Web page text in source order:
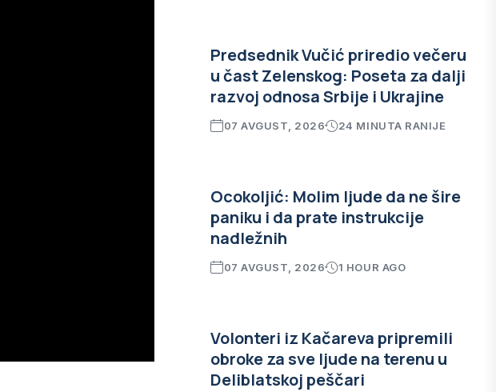
Predsednik Vučić priredio večeru
u čast Zelenskog: Poseta za dalji
razvoj odnosa Srbije i Ukrajine
07 AVGUST, 2026 24 MINUTA RANIJE
Ocokoljić: Molim ljude da ne šire
paniku i da prate instrukcije
nadležnih
07 AVGUST, 2026 1 HOUR AGO
Volonteri iz Kačareva pripremili
obroke za sve ljude na terenu u
Deliblatskoj peščari